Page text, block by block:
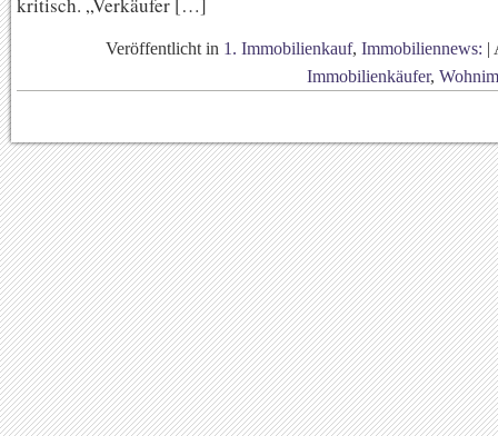
Veröffentlicht in 1. Immobilienkauf, Immobiliennews: |
Immobilienkäufer,